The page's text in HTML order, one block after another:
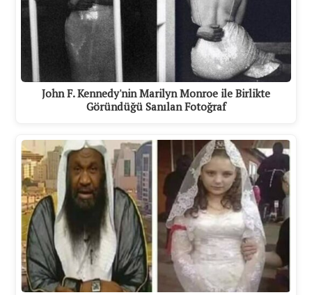
John F. Kennedy'nin Marilyn Monroe ile Birlikte
Göründüğü Sanılan Fotoğraf